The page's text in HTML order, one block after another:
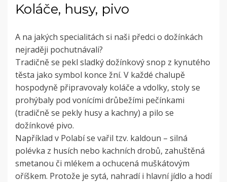
Koláče, husy, pivo
A na jakých specialitách si naši předci o dožínkách
nejraději pochutnávali?
Tradičně se pekl sladký dožínkový snop z kynutého
těsta jako symbol konce žní. V každé chalupě
hospodyně připravovaly koláče a vdolky, stoly se
prohýbaly pod vonícími drůbežími pečínkami
(tradičně se pekly husy a kachny) a pilo se
dožínkové pivo.
Například v Polabí se vařil tzv. kaldoun – silná
polévka z husích nebo kachních drobů, zahuštěná
smetanou či mlékem a ochucená muškátovým
oříškem. Protože je sytá, nahradí i hlavní jídlo a hodí